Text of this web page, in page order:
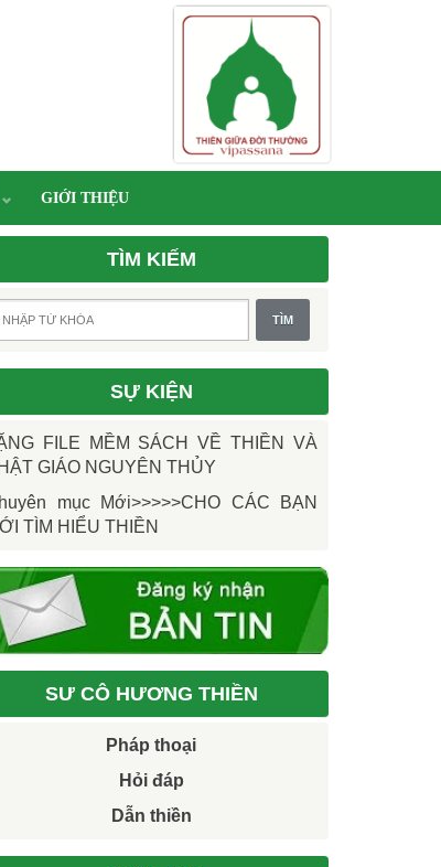
GIỚI THIỆU
TÌM KIẾM
SỰ KIỆN
FILE MỀM SÁCH VỀ THIỀN VÀ
GIÁO NGUYÊN THỦY
mục Mới>>>>>CHO CÁC BẠN
TÌM HIỂU THIỀN
SƯ CÔ HƯƠNG THIỀN
Pháp thoại
Hỏi đáp
Dẫn thiền